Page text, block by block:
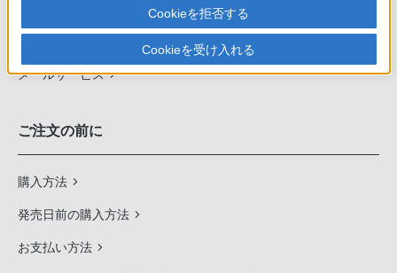
（長期保証、下取サービス、設置・設定サービスなど）
定期クーポンのプレゼントについて
メールサービス
ご注文の前に
購入方法
発売日前の購入方法
お支払い方法
Cookieを拒否する
Cookieを受け入れる